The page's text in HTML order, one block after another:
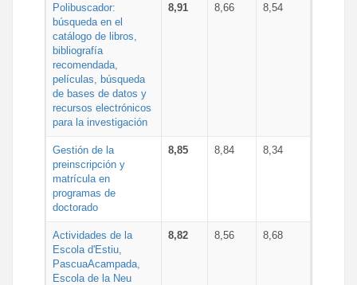
Polibuscador:
búsqueda en el
catálogo de libros,
bibliografía
recomendada,
películas, búsqueda
de bases de datos y
recursos electrónicos
para la investigación
8,91 8,66 8,54
Gestión de la
preinscripción y
matrícula en
programas de
doctorado
8,85 8,84 8,34
Actividades de la
Escola d'Estiu,
PascuaAcampada,
Escola de la Neu
8,82 8,56 8,68